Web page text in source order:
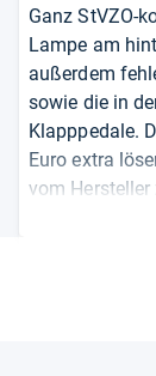
Ganz StVZO-
Lampe am
außerdem
sowie die in
Klapppedale.
Euro extra
vom Hersteller
Hersteller
sich das